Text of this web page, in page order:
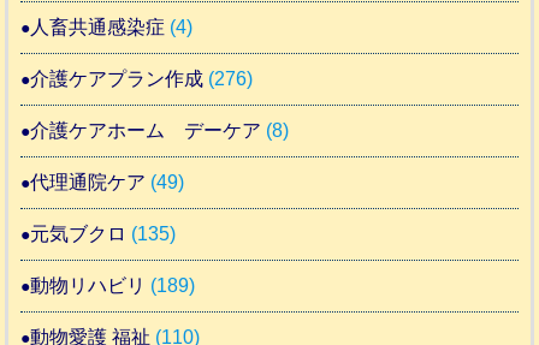
人畜共通感染症 (4)
介護ケアプラン作成 (276)
介護ケアホーム デーケア (8)
代理通院ケア (49)
元気ブクロ (135)
動物リハビリ (189)
動物愛護 福祉 (110)